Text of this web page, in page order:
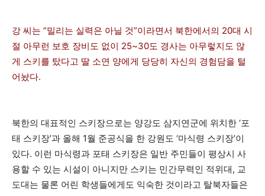
강 씨는 “밀리는 실력은 아닐 것”이라면서 북한에서의 20대 시
절 아무런 보호 장비도 없이 25~30도 경사는 아무렇지도 않
게 스키를 탔다고 딸 소연 양에게 당당히 자신의 경험담을 털
어놨다.
북한의 대표적인 스키장으로는 양강도 삼지연군에 위치한 ‘포
태 스키장’과 올해 1월 준공식을 한 강원도 ‘마식령 스키장’이
있다. 이런 마식령과 포태 스키장은 일반 주민들이 평상시 사
용할 수 있는 시설이 아니지만 스키는 민간무력인 적위대, 교
도대는 물론 어린 학생들에게도 익숙한 것이라고 탈북자들은